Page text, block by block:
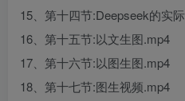
15、第十四节:Deepseek的实
16、第十五节:以文生图.mp4
17、第十六节:以图生图.mp4
18、第十七节:图生视频.mp4